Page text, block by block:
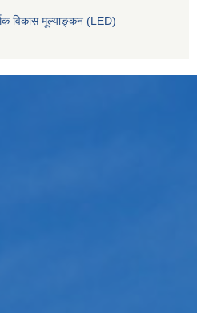
विकास मूल्याङ्कन (LED)